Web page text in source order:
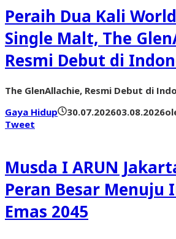
Peraih Dua Kali
Single Malt, The
Resmi Debut di
The GlenAllachie, Resmi Debut di
Gaya Hidup
30.07.202603.08.2026
Tweet
Musda I ARUN
Peran Besar Menuju
Emas 2045